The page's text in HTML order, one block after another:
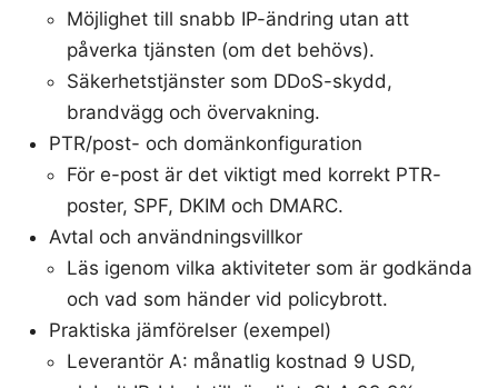
Möjlighet till snabb IP-ändring utan att
påverka tjänsten (om det behövs).
Säkerhetstjänster som DDoS-skydd,
brandvägg och övervakning.
PTR/post- och domänkonfiguration
För e-post är det viktigt med korrekt PTR-
poster, SPF, DKIM och DMARC.
Avtal och användningsvillkor
Läs igenom vilka aktiviteter som är godkända
och vad som händer vid policybrott.
Praktiska jämförelser (exempel)
Leverantör A: månatlig kostnad 9 USD,